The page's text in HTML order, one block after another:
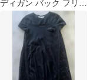
ディガン バック フリル
異素材 ドッキング